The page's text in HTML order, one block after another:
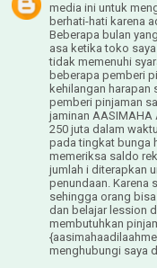
media ini untuk
berhati-hati karena
Beberapa bulan
asa ketika toko
tidak memenuhi
beberapa pemberi
kehilangan harapan
pemberi pinjaman
jaminan AASIMAHA
250 juta dalam
pada tingkat bunga
memeriksa saldo
jumlah i diterapkan
penundaan. Karena
sehingga orang
dan belajar lession
membutuhkan
menghubungi saya